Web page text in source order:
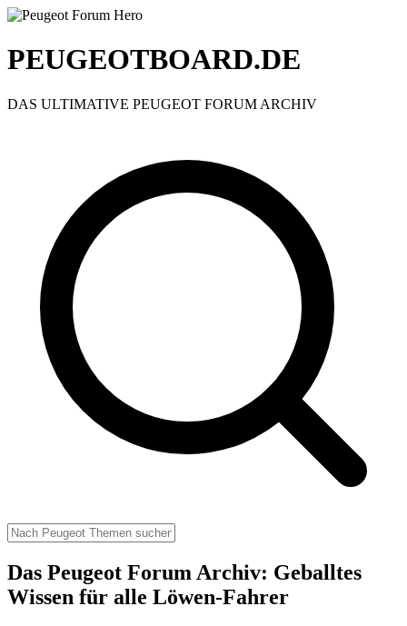
PEUGEOTBOARD.DE
DAS ULTIMATIVE PEUGEOT FORUM ARCHIV
Das Peugeot Forum Archiv: Geballtes
Wissen für alle Löwen-Fahrer